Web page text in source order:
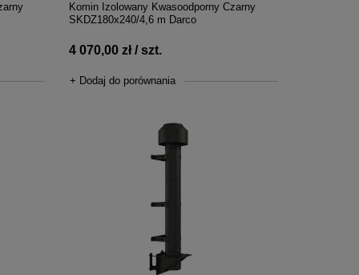
Komin Izolowany Kwasoodporny Czarny
SKDZ180x240/4,6 m Darco
4 070,00 zł / szt.
+ Dodaj do porównania